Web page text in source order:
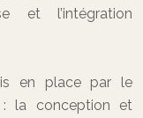
et l’intégration
en place par le
: la conception et